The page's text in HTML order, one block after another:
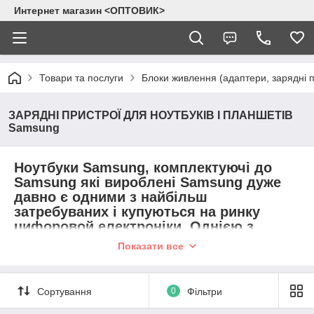
Интернет магазин <ОПТОВИК>
Товари та послуги Блоки живлення (адаптери, зарядні
ЗАРЯДНІ ПРИСТРОЇ ДЛЯ НОУТБУКІВ І ПЛАНШЕТІВ
Samsung
Ноутбуки Samsung, комплектуючі до
Samsung які вироблені Samsung дуже
давно є одними з найбільш
затребуваних і купуються на ринку
цифоровой електроніки. Однією з
головних причин, по якій бренд
популярністю, є висока якість і
доступність при покупці.
Показати все
Сортування 0 Фільтри